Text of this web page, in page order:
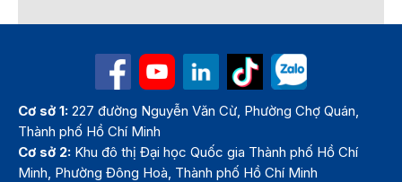
Cơ sở 1: 227 đường Nguyễn Văn Cừ, Phường Chợ Quán,
Thành phố Hồ Chí Minh
Cơ sở 2: Khu đô thị Đại học Quốc gia Thành phố Hồ Chí
Minh, Phường Đông Hoà, Thành phố Hồ Chí Minh